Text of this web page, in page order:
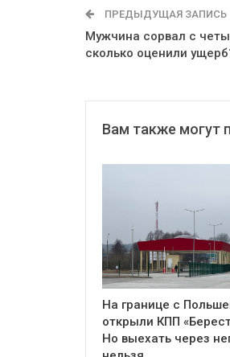
ПРЕДЫДУЩАЯ ЗАПИСЬ
Мужчина сорвал с
сколько оценили
Вам также могут
На границе с
открыли КПП
Но выехать через